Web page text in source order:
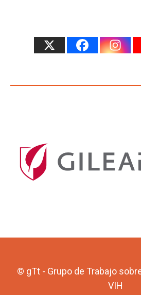
© gTt - Grupo de Trabajo
VIH